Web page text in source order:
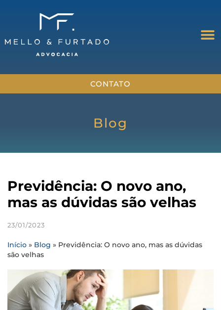
CONTATO
Blog
Previdência: O novo ano,
mas as dúvidas são velhas
23/01/2023
Início » Blog » Previdência: O novo ano, mas as dúvidas
são velhas